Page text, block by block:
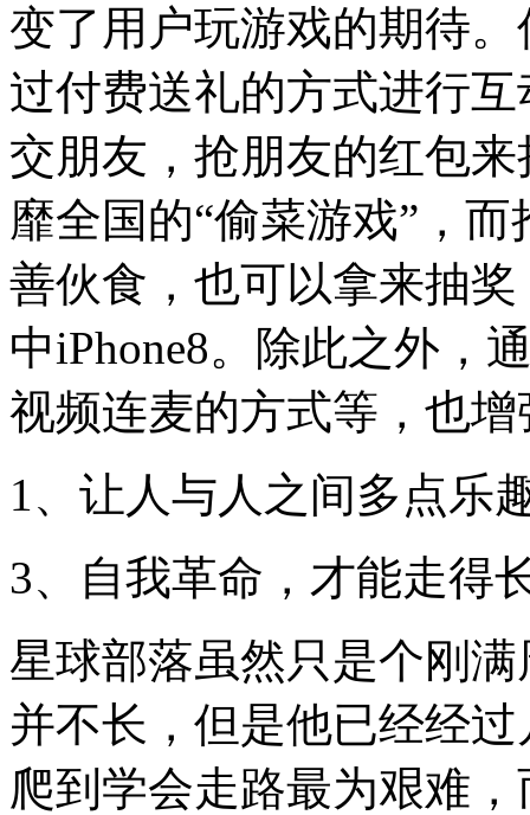
变了用户玩游戏的期待
过付费送礼的方式进行
交朋友，抢朋友的红包
靡全国的“偷菜游戏”，
善伙食，也可以拿来抽
中iPhone8。除此之外，
视频连麦的方式等，也
1、让人与人之间多点乐
3、自我革命，才能走得
星球部落虽然只是个刚
并不长，但是他已经经
爬到学会走路最为艰难